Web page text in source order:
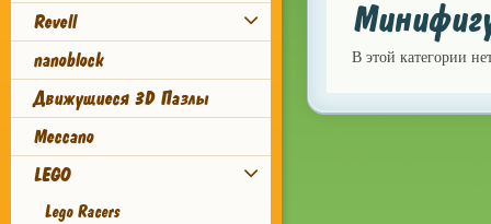
Revell
nanoblock
Движущиеся 3D Пазлы
Meccano
LEGO
Lego Racers
В этой категории